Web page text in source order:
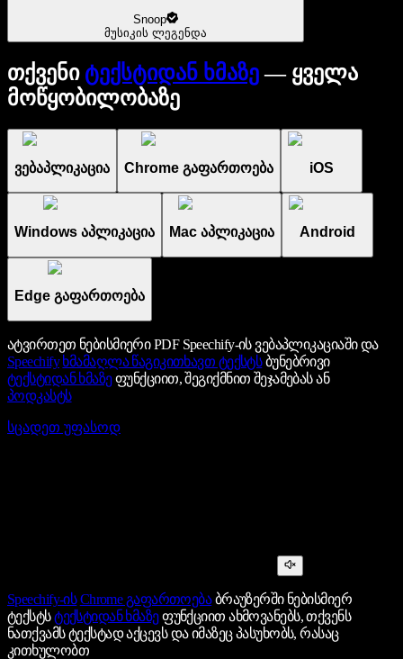
Snoop
მუსიკის ლეგენდა
თქვენი ტექსტიდან ხმაზე— ყველა
მოწყობილობაზე
ვებაპლიკაცია Chrome გაფართოება iOS
Windows აპლიკაცია Mac აპლიკაცია Android
Edge გაფართოება
ატვირთეთ ნებისმიერი PDF Speechify-ის ვებაპლიკაციაში და
Speechify ხმამაღლა წაგიკითხავთ ტექსტსბუნებრივი
ტექსტიდან ხმაზეფუნქციით, შეგიქმნით შეჯამებას ან
პოდკასტს
სცადეთ უფასოდ
Speechify-ის Chrome გაფართოებაბრაუზერში ნებისმიერ
ტექსტსტექსტიდან ხმაზეფუნქციით ახმოვანებს, თქვენს
ნათქვამს ტექსტად აქცევს და იმაზეც პასუხობს, რასაც
კითხულობთ